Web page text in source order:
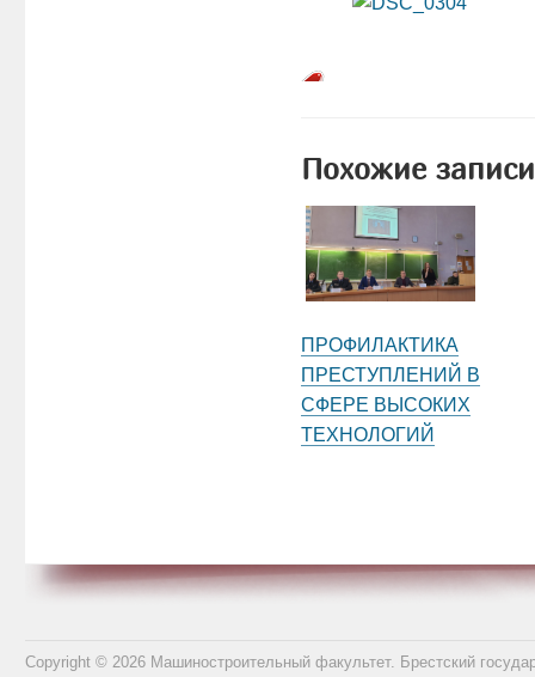
Похожие записи
ПРОФИЛАКТИКА
ПРЕСТУПЛЕНИЙ В
СФЕРЕ ВЫСОКИХ
ТЕХНОЛОГИЙ
Copyright © 2026 Машиностроительный факультет. Брестский